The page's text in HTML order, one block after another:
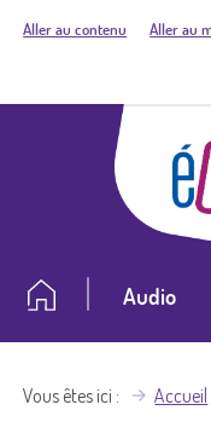
Aller au contenu Aller au
Audio
Vous êtes ici Accueil